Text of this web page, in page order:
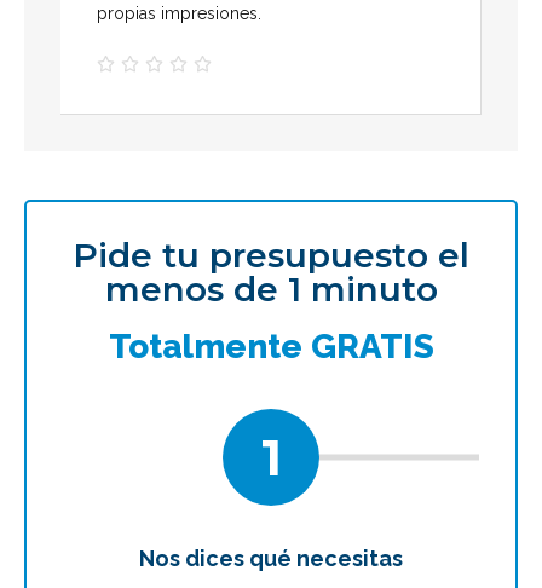
propias impresiones.
    
Pide tu presupuesto el
menos de 1 minuto
Totalmente GRATIS
1
Nos dices qué necesitas